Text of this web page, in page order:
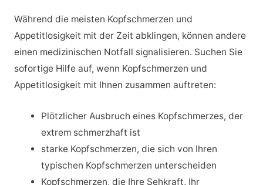
Während die meisten Kopfschmerzen und
Appetitlosigkeit mit der Zeit abklingen, können andere
einen medizinischen Notfall signalisieren. Suchen Sie
sofortige Hilfe auf, wenn Kopfschmerzen und
Appetitlosigkeit mit Ihnen zusammen auftreten:
Plötzlicher Ausbruch eines Kopfschmerzes, der
extrem schmerzhaft ist
starke Kopfschmerzen, die sich von Ihren
typischen Kopfschmerzen unterscheiden
Kopfschmerzen, die Ihre Sehkraft, Ihr